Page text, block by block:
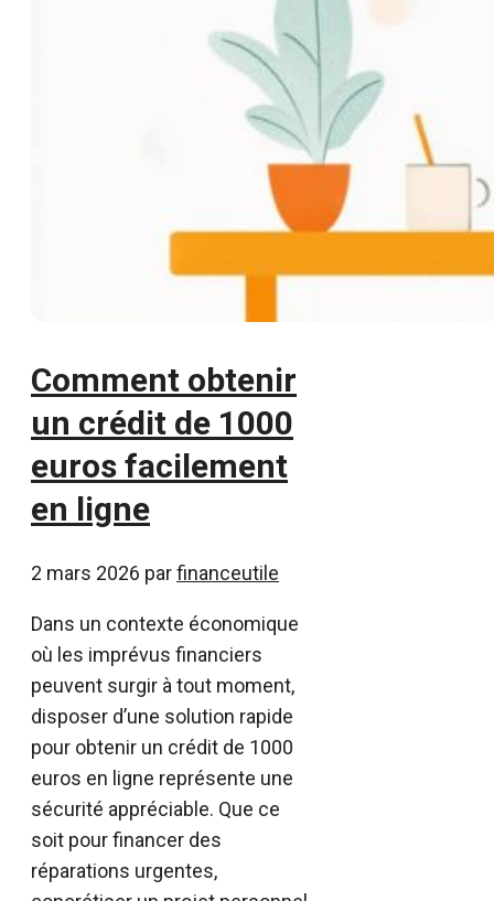
Comment obtenir
un crédit de 1000
euros facilement
en ligne
2 mars 2026 parfinanceutile
Dans un contexte économique
où les imprévus financiers
peuvent surgir à tout moment,
disposer d’une solution rapide
pour obtenir un crédit de 1000
euros en ligne représente une
sécurité appréciable. Que ce
soit pour financer des
réparations urgentes,